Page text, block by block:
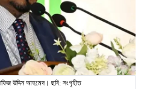
উদ্দিন আহমেদ। ছবি: সংগৃহীত